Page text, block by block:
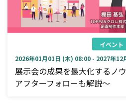
イベント
2026年01月01日 (木) 08:00 - 2027年12
展示会の成果を最大化するノ
アフターフォローも解説～